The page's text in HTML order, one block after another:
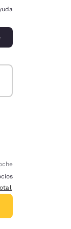
del total